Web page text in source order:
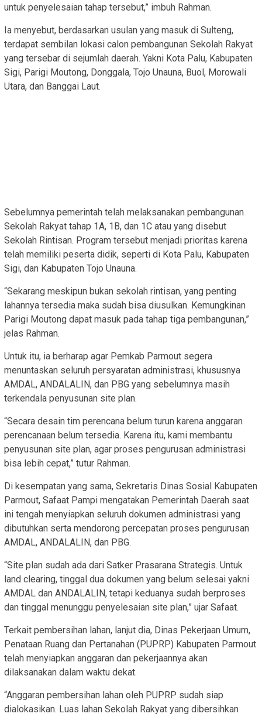
untuk penyelesaian tahap tersebut,” imbuh Rahman.
Ia menyebut, berdasarkan usulan yang masuk di Sulteng,
terdapat sembilan lokasi calon pembangunan Sekolah Rakyat
yang tersebar di sejumlah daerah. Yakni Kota Palu, Kabupaten
Sigi, Parigi Moutong, Donggala, Tojo Unauna, Buol, Morowali
Utara, dan Banggai Laut.
Sebelumnya pemerintah telah melaksanakan pembangunan
Sekolah Rakyat tahap 1A, 1B, dan 1C atau yang disebut
Sekolah Rintisan. Program tersebut menjadi prioritas karena
telah memiliki peserta didik, seperti di Kota Palu, Kabupaten
Sigi, dan Kabupaten Tojo Unauna.
“Sekarang meskipun bukan sekolah rintisan, yang penting
lahannya tersedia maka sudah bisa diusulkan. Kemungkinan
Parigi Moutong dapat masuk pada tahap tiga pembangunan,”
jelas Rahman.
Untuk itu, ia berharap agar Pemkab Parmout segera
menuntaskan seluruh persyaratan administrasi, khususnya
AMDAL, ANDALALIN, dan PBG yang sebelumnya masih
terkendala penyusunan site plan.
“Secara desain tim perencana belum turun karena anggaran
perencanaan belum tersedia. Karena itu, kami membantu
penyusunan site plan, agar proses pengurusan administrasi
bisa lebih cepat,” tutur Rahman.
Di kesempatan yang sama, Sekretaris Dinas Sosial Kabupaten
Parmout, Safaat Pampi mengatakan Pemerintah Daerah saat
ini tengah menyiapkan seluruh dokumen administrasi yang
dibutuhkan serta mendorong percepatan proses pengurusan
AMDAL, ANDALALIN, dan PBG.
“Site plan sudah ada dari Satker Prasarana Strategis. Untuk
land clearing, tinggal dua dokumen yang belum selesai yakni
AMDAL dan ANDALALIN, tetapi keduanya sudah berproses
dan tinggal menunggu penyelesaian site plan,” ujar Safaat.
Terkait pembersihan lahan, lanjut dia, Dinas Pekerjaan Umum,
Penataan Ruang dan Pertanahan (PUPRP) Kabupaten Parmout
telah menyiapkan anggaran dan pekerjaannya akan
dilaksanakan dalam waktu dekat.
“Anggaran pembersihan lahan oleh PUPRP sudah siap
dialokasikan. Luas lahan Sekolah Rakyat yang dibersihkan